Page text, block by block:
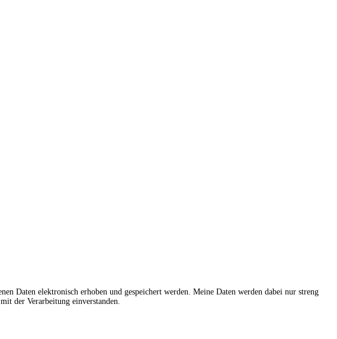
Daten elektronisch erhoben und gespeichert werden. Meine Daten werden dabei nur streng
der Verarbeitung einverstanden.